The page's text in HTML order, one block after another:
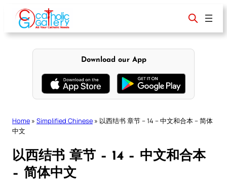
content
Download our App
Home » Simplified Chinese » 以西结书 章节 – 14 – 中文和合本 – 简体
中文
以西结书 章节 – 14 – 中文和合本
– 简体中文